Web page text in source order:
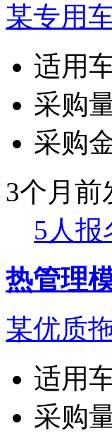
某专用
适用
采购
采购
3个月前
5人报
热管理
某优质
适用
采购